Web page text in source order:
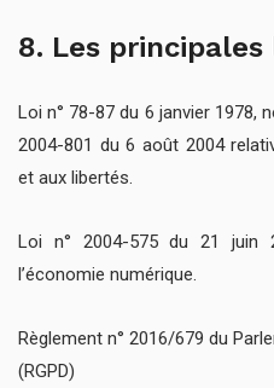
8. Les principales
Loi n° 78-87 du 6 janvier 1978,
2004-801 du 6 août 2004
et aux libertés.
Loi n° 2004-575 du 21 juin
l’économie numérique.
Règlement n° 2016/679 du
(RGPD)